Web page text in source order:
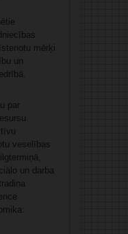
mērķi
un
par
veselības
un darba